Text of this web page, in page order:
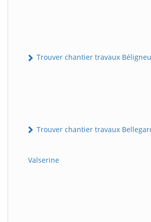
Trouver chantier travaux
Trouver chantier travaux
Valserine